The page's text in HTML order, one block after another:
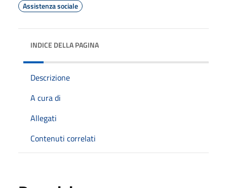
Assistenza sociale
INDICE DELLA PAGINA
Descrizione
A cura di
Allegati
Contenuti correlati